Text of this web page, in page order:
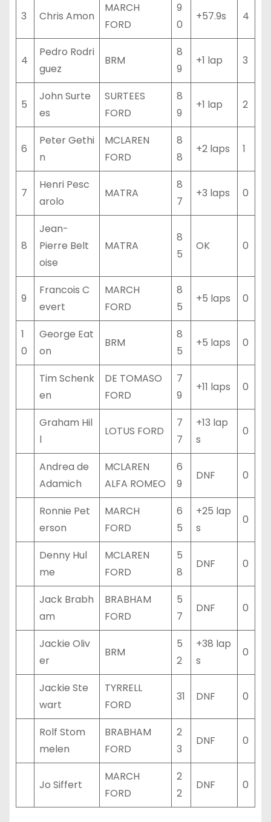
3 Chris Amon
MARCH
FORD
9
0
+57.9s 4
4
Pedro Rodri
guez
BRM
8
9
+1 lap 3
5
John Surte
es
SURTEES
FORD
8
9
+1 lap 2
6
Peter Gethi
n
MCLAREN
FORD
8
8
+2 laps 1
7
Henri Pesc
arolo
MATRA
8
7
+3 laps 0
8
Jean-
Pierre Belt
oise
MATRA
8
5
OK 0
9
Francois C
evert
MARCH
FORD
8
5
+5 laps 0
1
0
George Eat
on
BRM
8
5
+5 laps 0
Tim Schenk
en
DE TOMASO
FORD
7
9
+11 laps 0
Graham Hil
l
LOTUS FORD
7
7
+13 lap
s
0
Andrea de
Adamich
MCLAREN
ALFA ROMEO
6
9
DNF 0
Ronnie Pet
erson
MARCH
FORD
6
5
+25 lap
s
0
Denny Hul
me
MCLAREN
FORD
5
8
DNF 0
Jack Brabh
am
BRABHAM
FORD
5
7
DNF 0
Jackie Oliv
er
BRM
5
2
+38 lap
s
0
Jackie Ste
wart
TYRRELL
FORD
31 DNF 0
Rolf Stom
melen
BRABHAM
FORD
2
3
DNF 0
Jo Siffert
MARCH
FORD
2
2
DNF 0